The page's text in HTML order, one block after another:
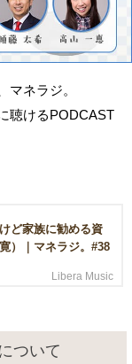
マネラジ。
聴けるPODCAST
ど家族に勧める資
）｜マネラジ。#38
Libera Music
ついて